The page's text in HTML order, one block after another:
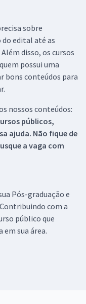
sobre
do edital até as
disso, os cursos
possui uma
bons conteúdos para
nossos conteúdos:
públicos,
ajuda. Não fique de
a vaga com
Pós-graduação e
com a
público que
sua área.